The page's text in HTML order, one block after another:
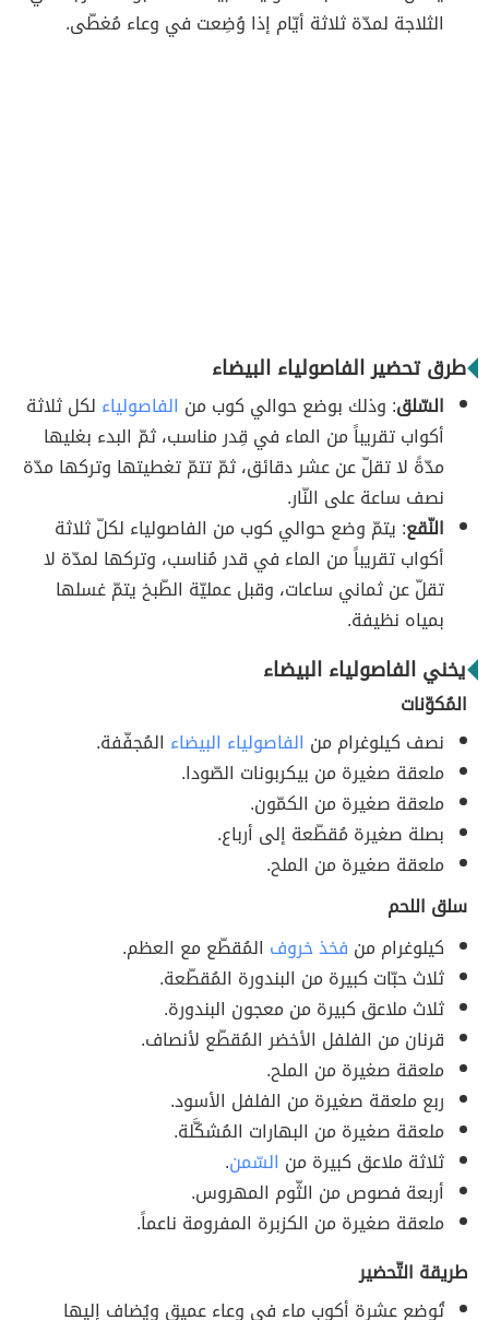
الثلاجة لمدّة ثلاثة أيّام إذا وُضِعت في وعاء مُغطّى.
طرق تحضير الفاصولياء البيضاء
السّلق: وذلك بوضع حوالي كوب من الفاصولياء لكل ثلاثة
أكواب تقريباً من الماء في قِدر مناسب، ثمّ البدء بغليها
مدّةً لا تقلّ عن عشر دقائق، ثمّ تتمّ تغطيتها وتركها مدّة
نصف ساعة على النّار.
النّقع: يتمّ وضع حوالي كوب من الفاصولياء لكلّ ثلاثة
أكواب تقريباً من الماء في قدر مُناسب، وتركها لمدّة لا
تقلّ عن ثماني ساعات، وقبل عمليّة الطّبخ يتمّ غسلها
بمياه نظيفة.
يخني الفاصولياء البيضاء
المُكوّنات
نصف كيلوغرام من الفاصولياء البيضاء المُجفّفة.
ملعقة صغيرة من بيكربونات الصّودا.
ملعقة صغيرة من الكمّون.
بصلة صغيرة مُقطّعة إلى أرباع.
ملعقة صغيرة من الملح.
سلق اللحم
كيلوغرام من فخذ خروف المُقطّع مع العظم.
ثلاث حبّات كبيرة من البندورة المُقطّعة.
ثلاث ملاعق كبيرة من معجون البندورة.
قرنان من الفلفل الأخضر المُقطّع لأنصاف.
ملعقة صغيرة من الملح.
ربع ملعقة صغيرة من الفلفل الأسود.
ملعقة صغيرة من البهارات المُشكَّلة.
ثلاثة ملاعق كبيرة من السّمن.
أربعة فصوص من الثّوم المهروس.
ملعقة صغيرة من الكزبرة المفرومة ناعماً.
طريقة التّحضير
تُوضع عشرة أكوب ماء في وعاء عميق ويُضاف إليها